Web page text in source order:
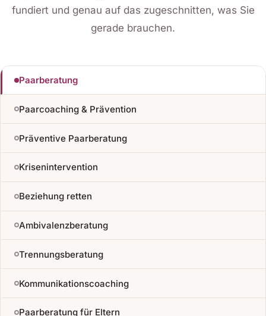
fundiert und genau auf das zugeschnitten, was Sie
gerade brauchen.
Paarberatung
Paarcoaching & Prävention
Präventive Paarberatung
Krisenintervention
Beziehung retten
Ambivalenzberatung
Trennungsberatung
Kommunikationscoaching
Paarberatung für Eltern